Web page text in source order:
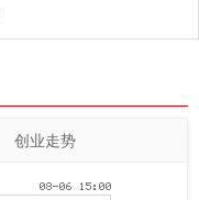
创业走势